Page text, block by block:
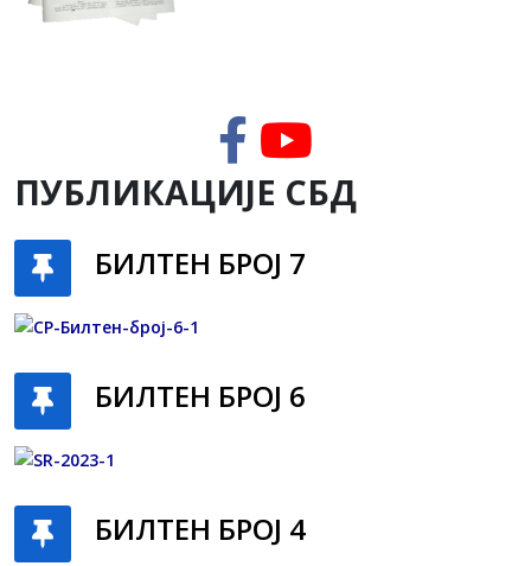
ПУБЛИКАЦИЈЕ СБД
БИЛТЕН БРОЈ 7
БИЛТЕН БРОЈ 6
БИЛТЕН БРОЈ 4